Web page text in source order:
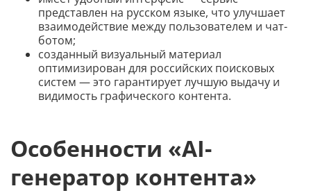
представлен на русском языке, что улучшает
взаимодействие между пользователем и чат-
ботом;
созданный визуальный материал
оптимизирован для российских поисковых
систем — это гарантирует лучшую выдачу и
видимость графического контента.
Особенности «AI-
генератор контента»